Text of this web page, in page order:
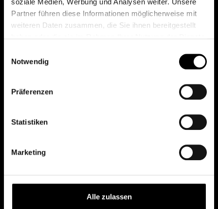
Partner führen diese Informationen möglicherweise mit
weiteren Daten zusammen, die Sie ihnen bereitgestellt
Notwendig
Präferenzen
Statistiken
Marketing
Alle zulassen
Das erste Depot in Österreich mit 0€ Kontoführung,
0€ Ausgabeaufschlag und 0€ Depotgebühren bei
knapp 2000 Fonds und 0€ Orderspesen.
All rights reserved.
Depot eröffnen
Depot übertragen
Konditionen